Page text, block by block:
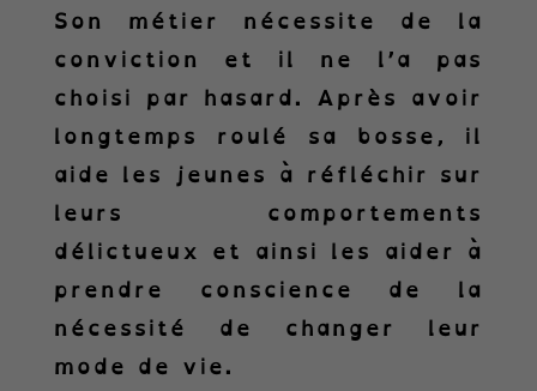
Son métier nécessite de la
conviction et il ne l’a pas
choisi par hasard. Après avoir
longtemps roulé sa bosse, il
aide les jeunes à réfléchir sur
leurs comportements
délictueux et ainsi les aider à
prendre conscience de la
nécessité de changer leur
mode de vie.